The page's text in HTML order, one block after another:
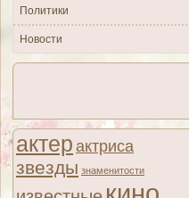
Политики
Новости
актер актриса
звезды знаменитости